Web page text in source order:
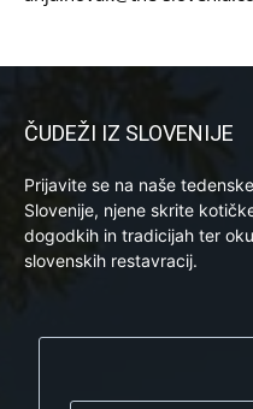
ČUDEŽI IZ SLOVENIJE
Prijavite se na naše
Slovenije, njene skrite
dogodkih in tradicijah ter
slovenskih restavracij.